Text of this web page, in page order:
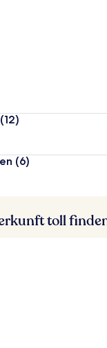
(12)
(6)
toll